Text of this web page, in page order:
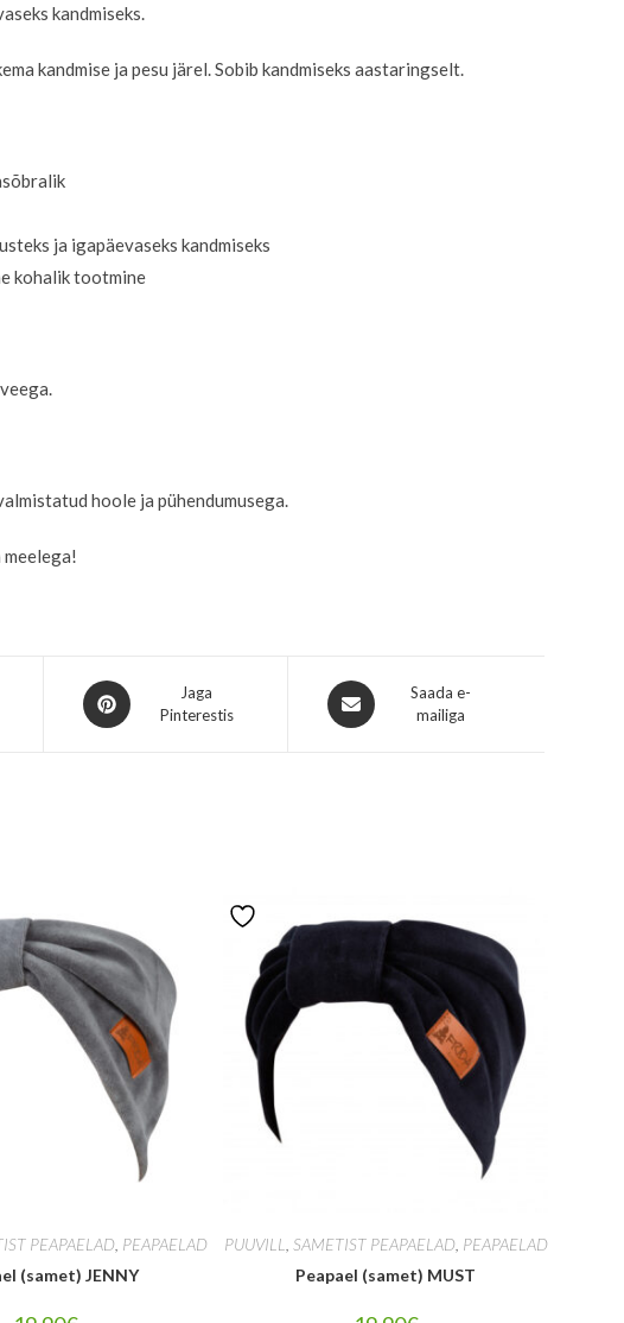
kandmiseks.
kandmise ja pesu järel. Sobib kandmiseks aastaringselt.
ja igapäevaseks kandmiseks
kohalik tootmine
hoole ja pühendumusega.
Jaga
Pinterestis
Saada e-
mailiga
PEAPAELAD PEAPAELAD
(samet) JENNY
PUUVILL SAMETIST PEAPAELAD, PEAPAELAD
Peapael (samet) MUST